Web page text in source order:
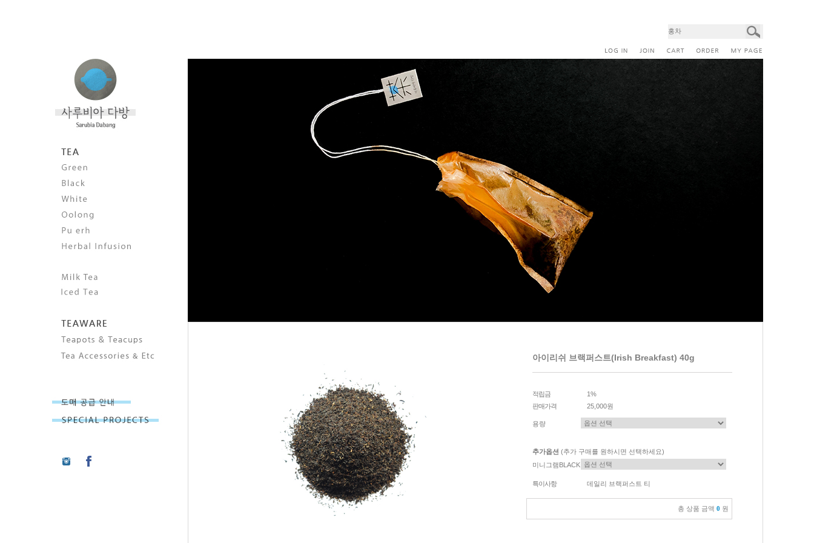
아이리쉬 브랙퍼스트(Irish Breakfast) 40g
적립금
1%
판매가격
25,000원
용량
추가옵션 (추가 구매를 원하시면 선택하세요)
미니그램BLACK
특이사항 데일리 브랙퍼스트 티
총 상품 금액 0 원